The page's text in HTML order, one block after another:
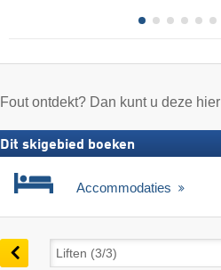
Fout ontdekt? Dan kunt u deze hier
Dit skigebied boeken
Accommodaties